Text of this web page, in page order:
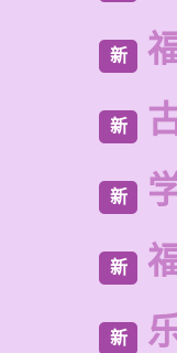
新
新
新
新
新